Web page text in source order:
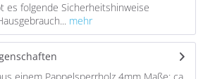
es folgende Sicherheitshinweise
mehr